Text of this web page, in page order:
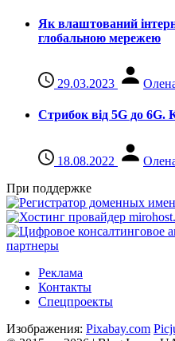
Як влаштований
глобальною мережею
29.03.2023
Стрибок від 5G до 6G.
18.08.2022
При поддержке
Реклама
Контакты
Спецпроекты
Изображения: Pixabay.com